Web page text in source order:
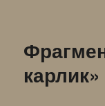
карлик»